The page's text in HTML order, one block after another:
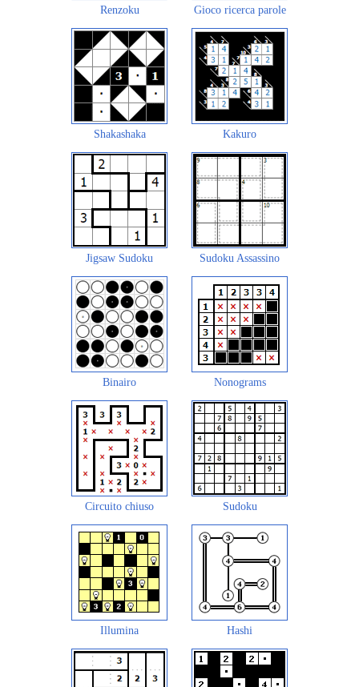
Renzoku Gioco ricerca parole
Shakashaka Kakuro
Jigsaw Sudoku Sudoku Assassino
Binairo Nonograms
Circuito chiuso Sudoku
Illumina Hashi